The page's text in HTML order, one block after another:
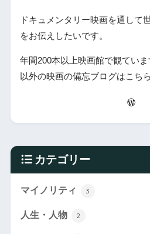
ドキュメンタリー映画を通して
をお伝えしたいです。
年間200本以上映画館で観てい
以外の映画の備忘ブログはこち
カテゴリー
マイノリティ 3
人生・人物 2